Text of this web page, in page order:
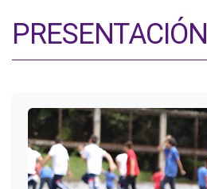
PRESENTACIÓN
Extensión
Bienestar
Circulares
Académico